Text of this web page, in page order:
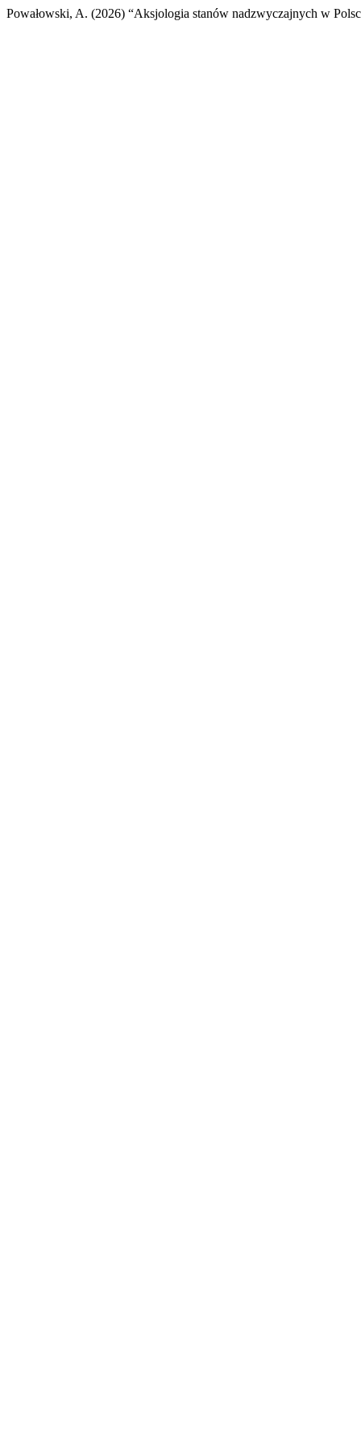
Powałowski, A. (2026) “Aksjologia stanów nadzwyczajnych w